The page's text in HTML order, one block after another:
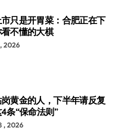
只是开胃菜：合肥正在下
不懂的大棋
2026
黄金的人，下半年请反复
条“保命法则”
, 2026